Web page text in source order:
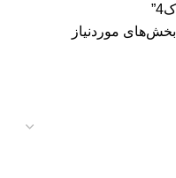
بخش‌های موردنیاز